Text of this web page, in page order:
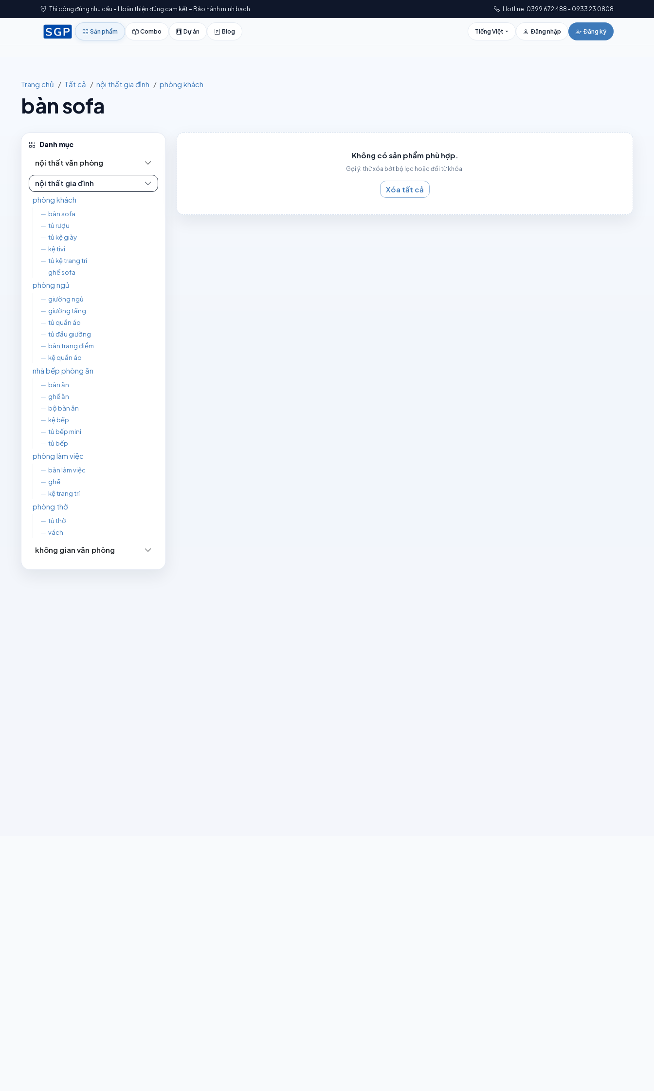
Thi công đúng nhu cầu – Hoàn thiện đúng cam kết – Bảo hành minh bạch Hotline: 0399 672 488 - 0933 23 0808
Sản phẩm Combo Dự án Blog Tiếng Việt Đăng nhập Đăng ký
Trang chủ Tất cả nội thất gia đình phòng khách
bàn sofa
Danh mục
nội thất văn phòng
nội thất gia đình
phòng khách
— bàn sofa
— tủ rượu
— tủ kệ giày
— kệ tivi
— tủ kệ trang trí
— ghế sofa
phòng ngủ
— giường ngủ
— giường tầng
— tủ quần áo
— tủ đầu giường
— bàn trang điểm
— kệ quần áo
nhà bếp phòng ăn
— bàn ăn
— ghế ăn
— bộ bàn ăn
— kệ bếp
— tủ bếp mini
— tủ bếp
phòng làm việc
— bàn làm việc
— ghế
— kệ trang trí
phòng thờ
— tủ thờ
— vách
không gian văn phòng
Không có sản phẩm phù hợp.
Gợi ý: thử xóa bớt bộ lọc hoặc đổi từ khóa.
Xóa tất cả